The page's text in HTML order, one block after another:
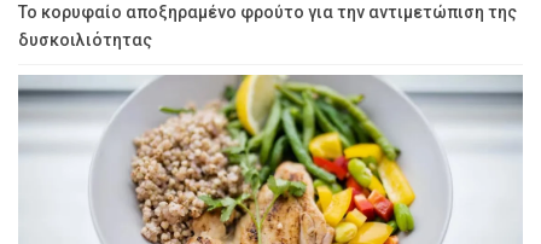
Το κορυφαίο αποξηραμένο φρούτο για την αντιμετώπιση της
δυσκοιλιότητας